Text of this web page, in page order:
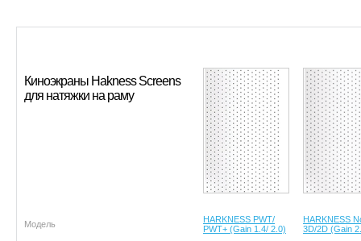
Киноэкраны Hakness Screens
для натяжки на раму
Модель
HARKNESS PWT/
PWT+ (Gain 1.4/ 2.0)
HARKNESS
3D/2D (Gain